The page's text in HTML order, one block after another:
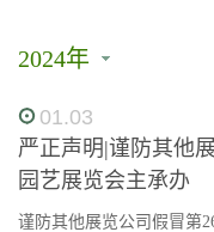
2024年
01.03
严正声明|谨防其他
园艺展览会主承办
谨防其他展览公司假冒第